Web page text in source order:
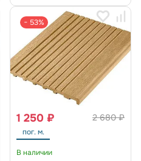
− 53%
2 680 ₽
1 250 ₽
пог. м.
В наличии